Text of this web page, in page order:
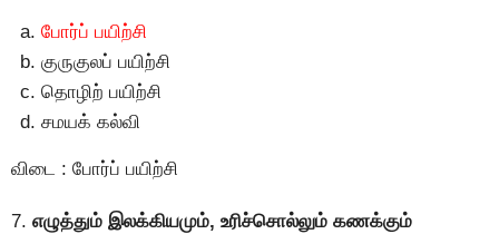
போர்ப் பயிற்சி
குருகுலப் பயிற்சி
தொழிற் பயிற்சி
சமயக் கல்வி
விடை : போர்ப் பயிற்சி
7. எழுத்தும் இலக்கியமும், உரிச்சொல்லும் கணக்கும்